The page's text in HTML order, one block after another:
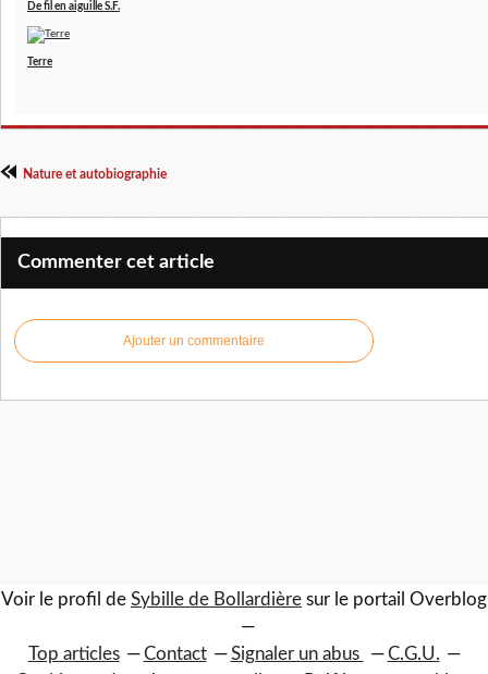
De fil en aiguille S.F.
Terre
Nature et autobiographie
Commenter cet article
Ajouter un commentaire
Voir le profil de Sybille de Bollardière sur le portail Overblog
Top articles Contact Signaler un abus
C.G.U.